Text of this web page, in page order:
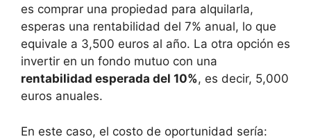
‌es comprar una propiedad para alquilarla,
esperas⁢ una rentabilidad del⁤ 7% anual, lo que⁤
equivale a 3,500 ‌euros al año. La otra⁢ opción‍ es
invertir en un fondo mutuo con una​
rentabilidad esperada del 10%, es decir, 5,000
euros anuales.
En este caso, el costo ​de oportunidad sería: